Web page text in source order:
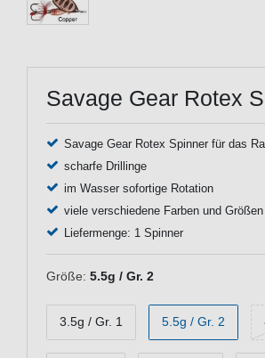
Savage Gear Rotex
Savage Gear Rotex Spinner für das
scharfe Drillinge
im Wasser sofortige Rotation
viele verschiedene Farben und Größen
Liefermenge: 1 Spinner
Größe: 5.5g / Gr. 2
3.5g / Gr. 1 5.5g / Gr. 2